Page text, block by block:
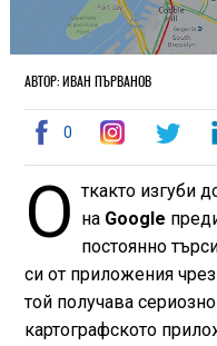
АВТОР: ИВАН ПЪРВАНОВ
0
О ткакто изгуби
на Google
постоянно
си от приложения
той получава
картографското